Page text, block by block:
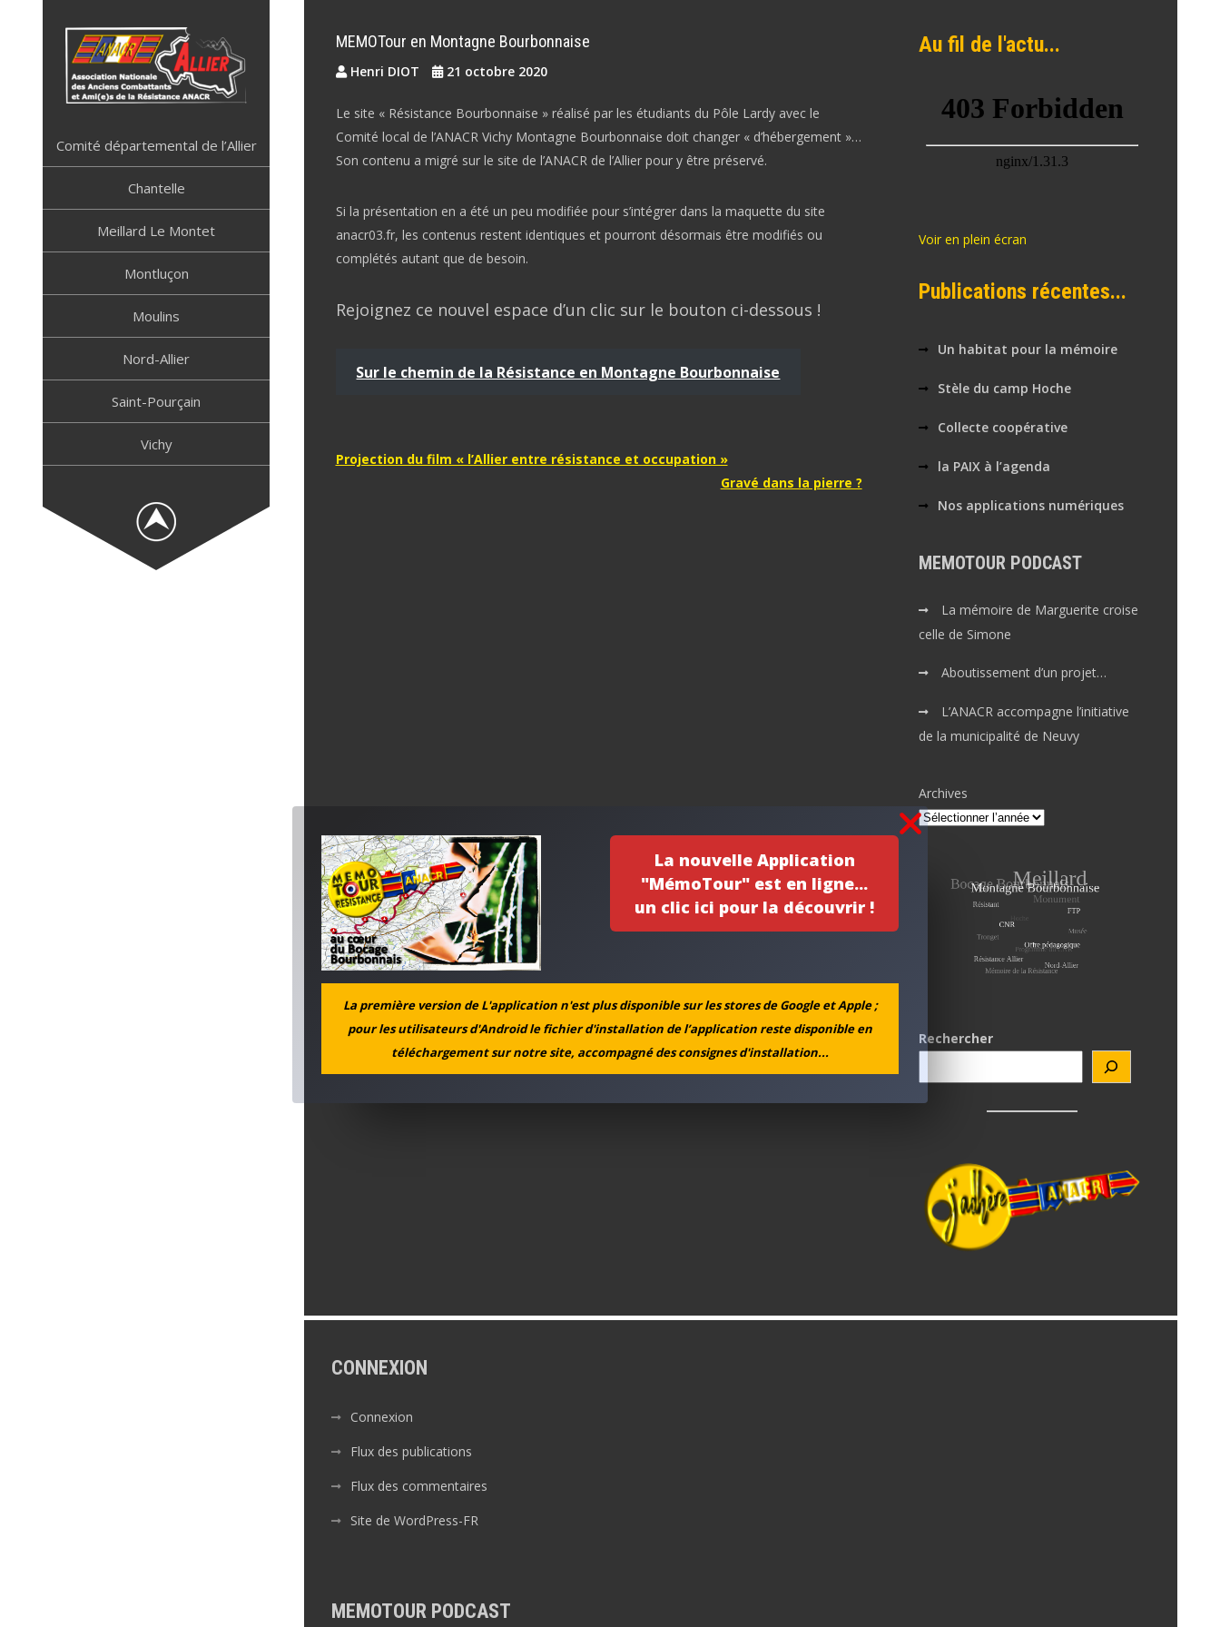
La nouvelle Application
"MémoTour" est en ligne...
un clic ici pour la découvrir !
La première version de L'application n'est plus disponible sur les stores de Google et Apple ;
pour les utilisateurs d'Android le fichier d'installation de l’application reste disponible en
téléchargement sur notre site, accompagné des consignes d'installation...
Comité départemental de l’Allier
Chantelle
Meillard Le Montet
Montluçon
Moulins
Nord-Allier
Saint-Pourçain
Vichy
MEMOTour en Montagne Bourbonnaise
Henri DIOT 21 octobre 2020
Le site « Résistance Bourbonnaise » réalisé par les étudiants du Pôle Lardy avec le
Comité local de l’ANACR Vichy Montagne Bourbonnaise doit changer « d’hébergement »…
Son contenu a migré sur le site de l’ANACR de l’Allier pour y être préservé.
Si la présentation en a été un peu modifiée pour s’intégrer dans la maquette du site
anacr03.fr, les contenus restent identiques et pourront désormais être modifiés ou
complétés autant que de besoin.
Rejoignez ce nouvel espace d’un clic sur le bouton ci-dessous !
Sur le chemin de la Résistance en Montagne Bourbonnaise
Navigation
Projection du film « l’Allier entre résistance et occupation »
Gravé dans la pierre ?
Au fil de l'actu...
Voir en plein écran
Publications récentes...
Un habitat pour la mémoire
Stèle du camp Hoche
Collecte coopérative
la PAIX à l’agenda
Nos applications numériques
MEMOTOUR PODCAST
La mémoire de Marguerite croise
celle de Simone
Aboutissement d’un projet…
L’ANACR accompagne l’initiative
de la municipalité de Neuvy
Archives
Rechercher
CONNEXION
Connexion
Flux des publications
Flux des commentaires
Site de WordPress-FR
MEMOTOUR PODCAST